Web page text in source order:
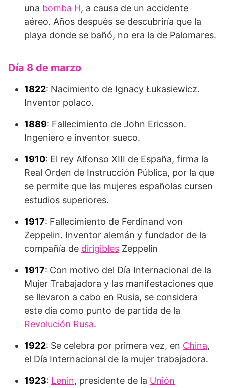
una bomba H, a causa de un accidente
aéreo. Años después se descubriría que la
playa donde se bañó, no era la de Palomares.
Día 8 de marzo
1822: Nacimiento de Ignacy Łukasiewicz.
Inventor polaco.
1889: Fallecimiento de John Ericsson.
Ingeniero e inventor sueco.
1910: El rey Alfonso XIII de España, firma la
Real Orden de Instrucción Pública, por la que
se permite que las mujeres españolas cursen
estudios superiores.
1917: Fallecimiento de Ferdinand von
Zeppelin. Inventor alemán y fundador de la
compañía de dirigibles Zeppelin
1917: Con motivo del Día Internacional de la
Mujer Trabajadora y las manifestaciones que
se llevaron a cabo en Rusia, se considera
este día como punto de partida de la
Revolución Rusa.
1922: Se celebra por primera vez, en China,
el Día Internacional de la mujer trabajadora.
1923: Lenin, presidente de la Unión